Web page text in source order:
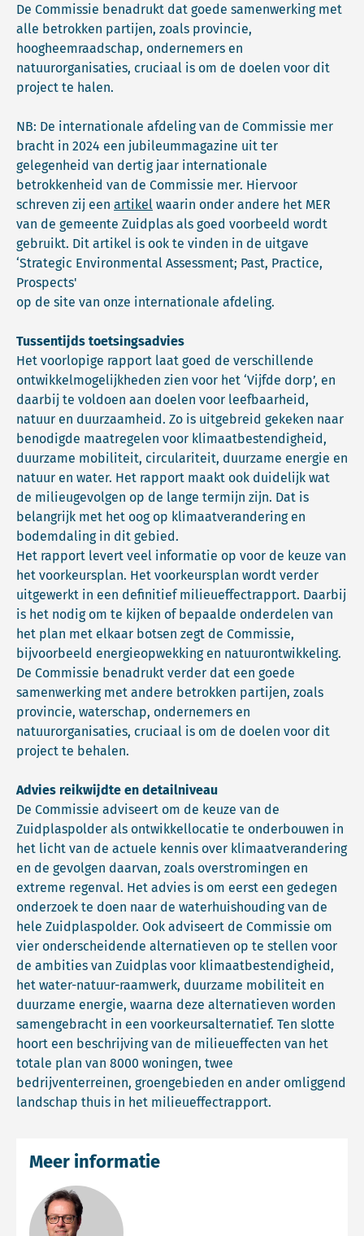
De Commissie benadrukt dat goede samenwerking met
alle betrokken partijen, zoals provincie,
hoogheemraadschap, ondernemers en
natuurorganisaties, cruciaal is om de doelen voor dit
project te halen.
NB: De internationale afdeling van de Commissie mer
bracht in 2024 een jubileummagazine uit ter
gelegenheid van dertig jaar internationale
betrokkenheid van de Commissie mer. Hiervoor
schreven zij een artikel waarin onder andere het MER
van de gemeente Zuidplas als goed voorbeeld wordt
gebruikt. Dit artikel is ook te vinden in de uitgave
‘Strategic Environmental Assessment; Past, Practice,
Prospects'
op de site van onze internationale afdeling.
Tussentijds toetsingsadvies
Het voorlopige rapport laat goed de verschillende
ontwikkelmogelijkheden zien voor het ‘Vijfde dorp’, en
daarbij te voldoen aan doelen voor leefbaarheid,
natuur en duurzaamheid. Zo is uitgebreid gekeken naar
benodigde maatregelen voor klimaatbestendigheid,
duurzame mobiliteit, circulariteit, duurzame energie en
natuur en water. Het rapport maakt ook duidelijk wat
de milieugevolgen op de lange termijn zijn. Dat is
belangrijk met het oog op klimaatverandering en
bodemdaling in dit gebied.
Het rapport levert veel informatie op voor de keuze van
het voorkeursplan. Het voorkeursplan wordt verder
uitgewerkt in een definitief milieueffectrapport. Daarbij
is het nodig om te kijken of bepaalde onderdelen van
het plan met elkaar botsen zegt de Commissie,
bijvoorbeeld energieopwekking en natuurontwikkeling.
De Commissie benadrukt verder dat een goede
samenwerking met andere betrokken partijen, zoals
provincie, waterschap, ondernemers en
natuurorganisaties, cruciaal is om de doelen voor dit
project te behalen.
Advies reikwijdte en detailniveau
De Commissie adviseert om de keuze van de
Zuidplaspolder als ontwikkellocatie te onderbouwen in
het licht van de actuele kennis over klimaatverandering
en de gevolgen daarvan, zoals overstromingen en
extreme regenval. Het advies is om eerst een gedegen
onderzoek te doen naar de waterhuishouding van de
hele Zuidplaspolder. Ook adviseert de Commissie om
vier onderscheidende alternatieven op te stellen voor
de ambities van Zuidplas voor klimaatbestendigheid,
het water-natuur-raamwerk, duurzame mobiliteit en
duurzame energie, waarna deze alternatieven worden
samengebracht in een voorkeursalternatief. Ten slotte
hoort een beschrijving van de milieueffecten van het
totale plan van 8000 woningen, twee
bedrijventerreinen, groengebieden en ander omliggend
landschap thuis in het milieueffectrapport.
Meer informatie